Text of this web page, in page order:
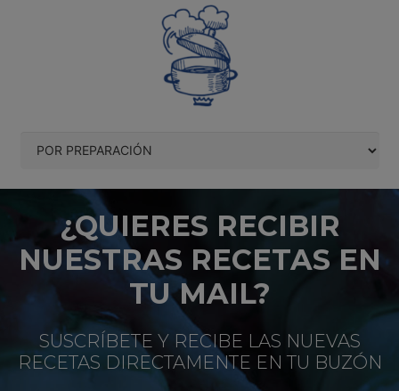
¿QUIERES RECIBIR
NUESTRAS RECETAS EN
TU MAIL?
SUSCRÍBETE Y RECIBE LAS NUEVAS
RECETAS DIRECTAMENTE EN TU BUZÓN